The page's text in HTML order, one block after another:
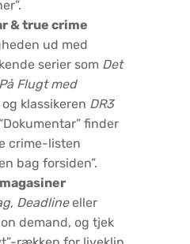
& true crime
ud med
serier som Det
På Flugt med
og klassikeren DR3
finder
crime-listen
bag forsiden”.
, Deadlineeller
demand, og tjek